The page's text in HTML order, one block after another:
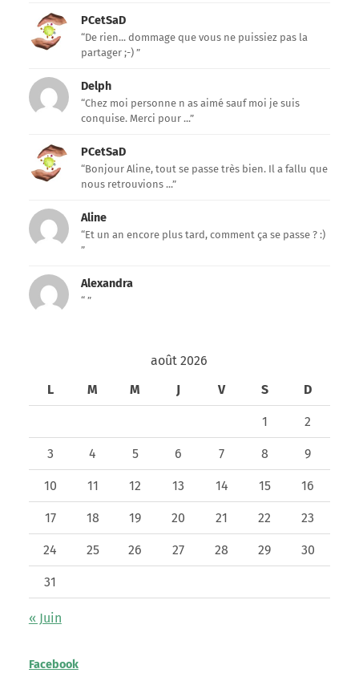
PCetSaD
“De rien... dommage que vous ne puissiez pas la
partager ;-) ”
Delph
“Chez moi personne n as aimé sauf moi je suis
conquise. Merci pour ...”
PCetSaD
“Bonjour Aline, tout se passe très bien. Il a fallu que
nous retrouvions ...”
Aline
“Et un an encore plus tard, comment ça se passe ? :)
”
Alexandra
“ ”
août 2026
L
M M J V S D
1 2
3 4 5 6 7 8 9
10 11 12 13 14 15 16
17 18 19 20 21 22 23
24 25 26 27 28 29 30
31
« Juin
Facebook